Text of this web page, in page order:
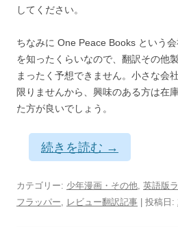
してください。
ちなみに One Peace Books という
を知ったくらいなので、翻訳その他
まったく予想できません。小さな会
限りませんから、興味のある方は在
た方が良いでしょう。
続きを読む →
カテゴリー: 少年漫画・その他, 英語版
フラッパー, レビュー翻訳記事 | 投稿日: